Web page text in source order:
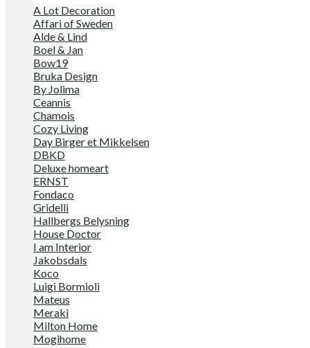
A Lot Decoration
Affari of Sweden
Alde & Lind
Boel & Jan
Bow19
Bruka Design
By Jolima
Ceannis
Chamois
Cozy Living
Day Birger et Mikkelsen
DBKD
Deluxe homeart
ERNST
Fondaco
Gridelli
Hallbergs Belysning
House Doctor
I am Interior
Jakobsdals
Koco
Luigi Bormioli
Mateus
Meraki
Milton Home
Mogihome